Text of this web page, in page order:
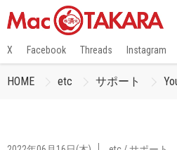
X Facebook Threads Instagram
HOME etc サポート